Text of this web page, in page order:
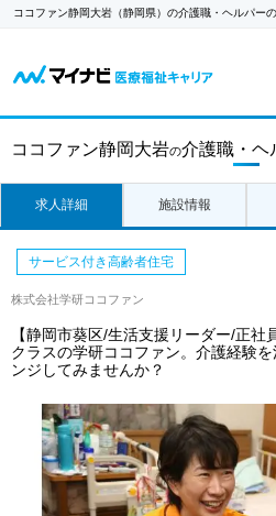
ココファン静岡大岩（静岡県）の介護職・ヘルパー
ココファン静岡大岩の介護職・ヘ
求人詳細 施設情報
サービス付き高齢者住宅
株式会社学研ココファン
【静岡市葵区/生活支援リーダー/正
クラスの学研ココファン。介護経験
ンジしてみませんか？